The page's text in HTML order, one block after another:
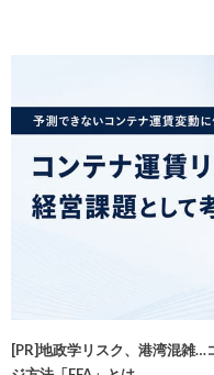
[PR]地政学リスク、港湾混雑…